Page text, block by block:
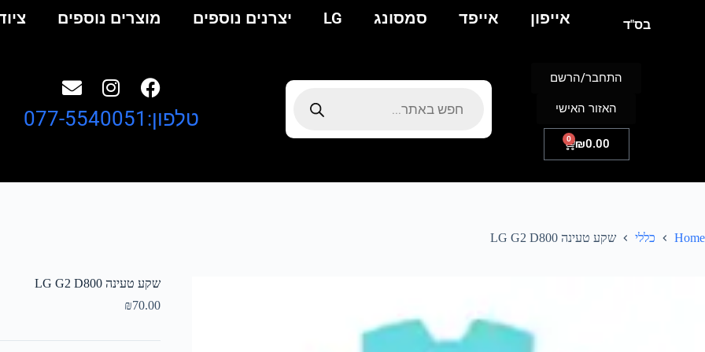
אייפון אייפד סמסונג LG יצרנים נוספים מוצרים נוספים בס"ד
₪0.00
0
התחבר/הרשם
האזור האישי טלפון:077-5540051
Home כללי שקע טעינה LG G2 D800
שקע טעינה LG G2 D800
₪70.00